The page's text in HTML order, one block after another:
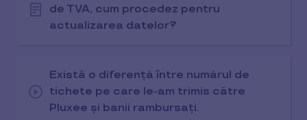
de TVA, cum procedez pentru
actualizarea datelor?
Există o diferență între numărul de
tichete pe care le-am trimis către
Pluxee și banii rambursați.